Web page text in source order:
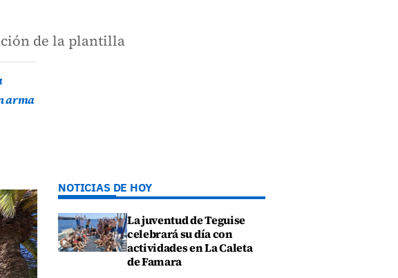
de la plantilla
arma
NOTICIAS DE HOY
La juventud de Teguise
celebrará su día con
actividades en La Caleta
de Famara